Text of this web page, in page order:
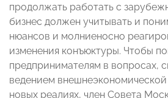
продолжать работать с
бизнес должен учитывать и
нюансов и молниеносно
изменения конъюктуры. Чтобы
предпринимателям в вопросах,
ведением внешнеэкономической
новых реалиях, член Совета